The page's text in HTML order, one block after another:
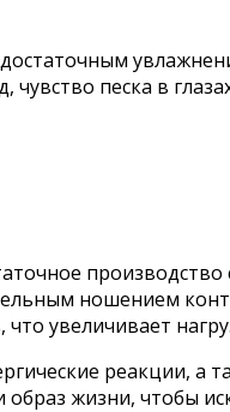
песка в
производство
ношением
увеличивает
реакции, а
жизни, чтобы